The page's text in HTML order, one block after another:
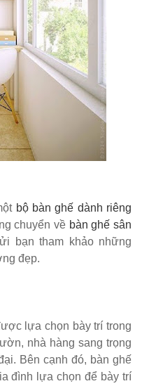
bộ bàn ghế dành riêng
chuyển về bàn ghế sân
bạn tham khảo những
đẹp.
lựa chọn bày trí trong
nhà hàng sang trọng
Bên cạnh đó, bàn ghế
đình lựa chọn để bày trí